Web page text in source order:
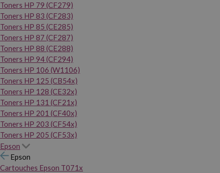
Toners HP 79 (CF279)
Toners HP 83 (CF283)
Toners HP 85 (CE285)
Toners HP 87 (CF287)
Toners HP 88 (CE288)
Toners HP 94 (CF294)
Toners HP 106 (W1106)
Toners HP 125 (CB54x)
Toners HP 128 (CE32x)
Toners HP 131 (CF21x)
Toners HP 201 (CF40x)
Toners HP 203 (CF54x)
Toners HP 205 (CF53x)
Epson
Epson
Cartouches Epson T071x